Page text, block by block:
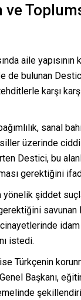
ve
aile yapısının
de bulunan
karşı
sanal
üzerinde
Destici, bu
gerektiğini
yönelik şiddet
savunan
idam
istedi.
Türkçenin
Başkanı,